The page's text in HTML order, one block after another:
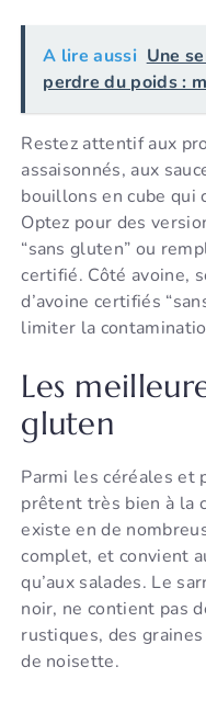
A lire aussi Une
perdre du poids :
Restez attentif aux
assaisonnés, aux
bouillons en cube qui
Optez pour des
“sans gluten” ou
certifié. Côté avoine,
d’avoine certifiés
limiter la
Les
gluten
Parmi les céréales et
prêtent très bien à la
existe en de
complet, et convient
qu’aux salades. Le
noir, ne contient pas
rustiques, des
de noisette.